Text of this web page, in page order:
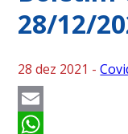
28/12/
28 dez 2021 -
Email